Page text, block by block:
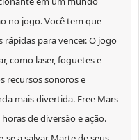
no jogo. Você tem que
para vencer. O jogo
como laser, foguetes e
recursos sonoros e
mais divertida. Free Mars
de diversão e ação.